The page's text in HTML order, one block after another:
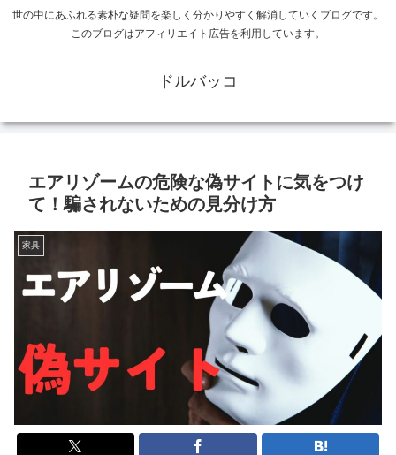
世の中にあふれる素朴な疑問を楽しく分かりやすく解消していくブログです。
このブログはアフィリエイト広告を利用しています。
ドルバッコ
エアリゾームの危険な偽サイトに気をつけ
て！騙されないための見分け方
家具